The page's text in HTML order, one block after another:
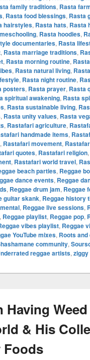
family traditions, Rasta
, Rasta food blessings, Rasta
hairstyles, Rasta hats, Rasta
, Rasta hoodies,
documentaries, Rasta
, Rasta marriage traditions,
, Rasta morning routine,
, Rasta natural living,
, Rasta night routine,
posters, Rasta prayer, Rasta
spiritual awakening, Rasta
, Rasta sustainable living,
, Rasta unity values, Rasta
, Rastafari agriculture,
handmade items,
, Rastafari movement,
quotes, Rastafari religion,
, Rastafari world travel,
beach parties, Reggae
dance events, Reggae
, Reggae drum jam, Reggae
guitar skank, Reggae history
, Reggae live sessions,
, Reggae playlist, Reggae pop,
vibes playlist, Reggae
YouTube mixes, Roots
community,
reggae artists,
Having
& His
Foods